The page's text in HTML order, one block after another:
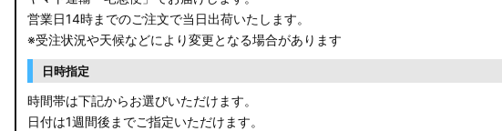
営業日14時までのご注文で当日出荷いたします。
※受注状況や天候などにより変更となる場合があります
日時指定
時間帯は下記からお選びいただけます。
日付は1週間後までご指定いただけます。